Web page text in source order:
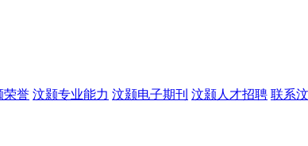
荣誉 汶颢专业能力 汶颢电子期刊 汶颢人才招聘 联系